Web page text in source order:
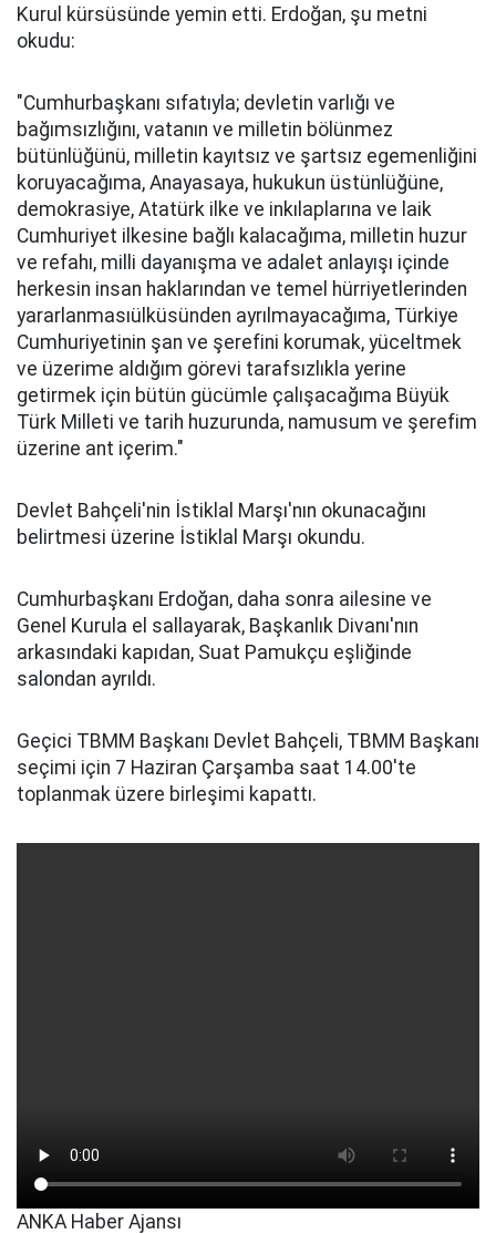
Kurul kürsüsünde yemin etti. Erdoğan, şu metni
okudu:
"Cumhurbaşkanı sıfatıyla; devletin varlığı ve
bağımsızlığını, vatanın ve milletin bölünmez
bütünlüğünü, milletin kayıtsız ve şartsız egemenliğini
koruyacağıma, Anayasaya, hukukun üstünlüğüne,
demokrasiye, Atatürk ilke ve inkılaplarına ve laik
Cumhuriyet ilkesine bağlı kalacağıma, milletin huzur
ve refahı, milli dayanışma ve adalet anlayışı içinde
herkesin insan haklarından ve temel hürriyetlerinden
yararlanmasıülküsünden ayrılmayacağıma, Türkiye
Cumhuriyetinin şan ve şerefini korumak, yüceltmek
ve üzerime aldığım görevi tarafsızlıkla yerine
getirmek için bütün gücümle çalışacağıma Büyük
Türk Milleti ve tarih huzurunda, namusum ve şerefim
üzerine ant içerim."
Devlet Bahçeli'nin İstiklal Marşı'nın okunacağını
belirtmesi üzerine İstiklal Marşı okundu.
Cumhurbaşkanı Erdoğan, daha sonra ailesine ve
Genel Kurula el sallayarak, Başkanlık Divanı'nın
arkasındaki kapıdan, Suat Pamukçu eşliğinde
salondan ayrıldı.
Geçici TBMM Başkanı Devlet Bahçeli, TBMM Başkanı
seçimi için 7 Haziran Çarşamba saat 14.00'te
toplanmak üzere birleşimi kapattı.
ANKA Haber Ajansı